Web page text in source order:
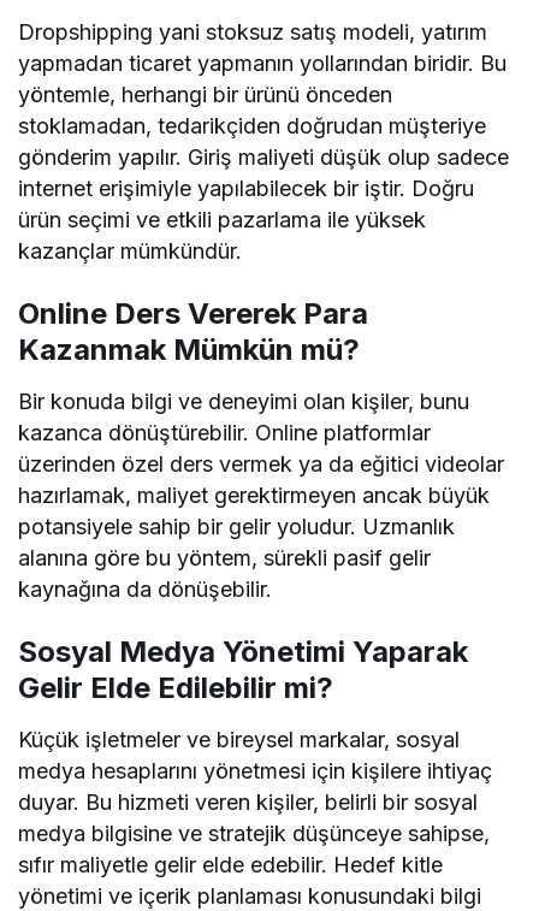
Dropshipping yani stoksuz satış modeli, yatırım
yapmadan ticaret yapmanın yollarından biridir. Bu
yöntemle, herhangi bir ürünü önceden
stoklamadan, tedarikçiden doğrudan müşteriye
gönderim yapılır. Giriş maliyeti düşük olup sadece
internet erişimiyle yapılabilecek bir iştir. Doğru
ürün seçimi ve etkili pazarlama ile yüksek
kazançlar mümkündür.
Online Ders Vererek Para
Kazanmak Mümkün mü?
Bir konuda bilgi ve deneyimi olan kişiler, bunu
kazanca dönüştürebilir. Online platformlar
üzerinden özel ders vermek ya da eğitici videolar
hazırlamak, maliyet gerektirmeyen ancak büyük
potansiyele sahip bir gelir yoludur. Uzmanlık
alanına göre bu yöntem, sürekli pasif gelir
kaynağına da dönüşebilir.
Sosyal Medya Yönetimi Yaparak
Gelir Elde Edilebilir mi?
Küçük işletmeler ve bireysel markalar, sosyal
medya hesaplarını yönetmesi için kişilere ihtiyaç
duyar. Bu hizmeti veren kişiler, belirli bir sosyal
medya bilgisine ve stratejik düşünceye sahipse,
sıfır maliyetle gelir elde edebilir. Hedef kitle
yönetimi ve içerik planlaması konusundaki bilgi